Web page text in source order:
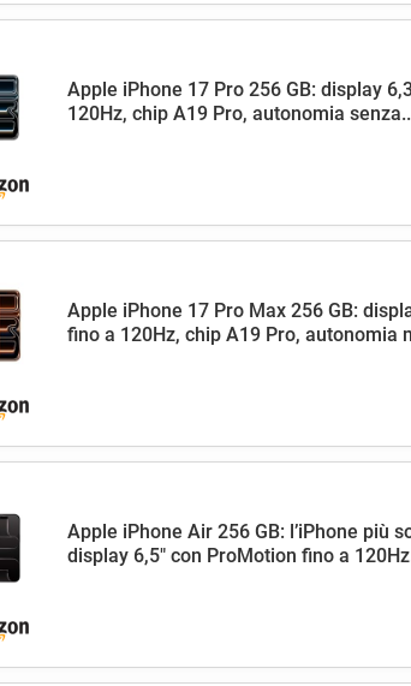
Apple iPhone 17 Pro 256 GB: display
120Hz, chip A19 Pro, autonomia
Apple iPhone 17 Pro Max 256 GB:
fino a 120Hz, chip A19 Pro, autonomia
Apple iPhone Air 256 GB: l’iPhone più
display 6,5" con ProMotion fino a